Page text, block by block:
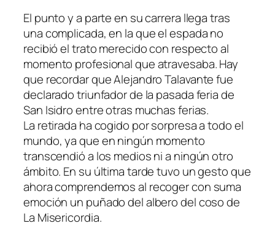
El punto y a parte en su carrera llega tras
una complicada, en la que el espada no
recibió el trato merecido con respecto al
momento profesional que atravesaba. Hay
que recordar que Alejandro Talavante fue
declarado triunfador de la pasada feria de
San Isidro entre otras muchas ferias.
La retirada ha cogido por sorpresa a todo el
mundo, ya que en ningún momento
transcendió a los medios ni a ningún otro
ámbito. En su última tarde tuvo un gesto que
ahora comprendemos al recoger con suma
emoción un puñado del albero del coso de
La Misericordia.